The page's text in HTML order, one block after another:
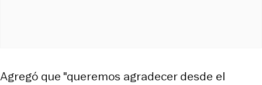
Agregó que "queremos agradecer desde el